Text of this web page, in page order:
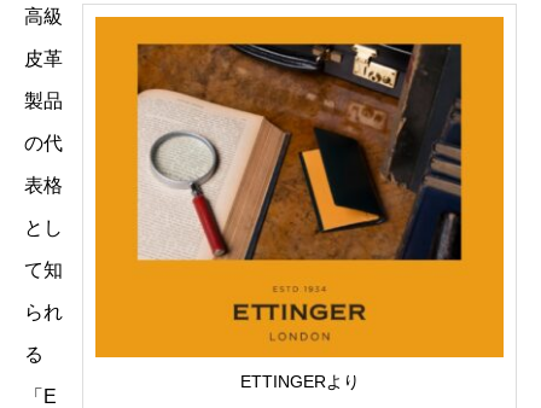
ETTINGERより
高級
皮革
製品
の代
表格
とし
て知
られ
る
「E